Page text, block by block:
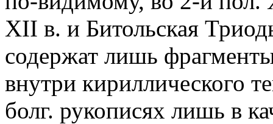
XII в. и Битольская
содержат лишь
внутри кириллического
болг. рукописях лишь в